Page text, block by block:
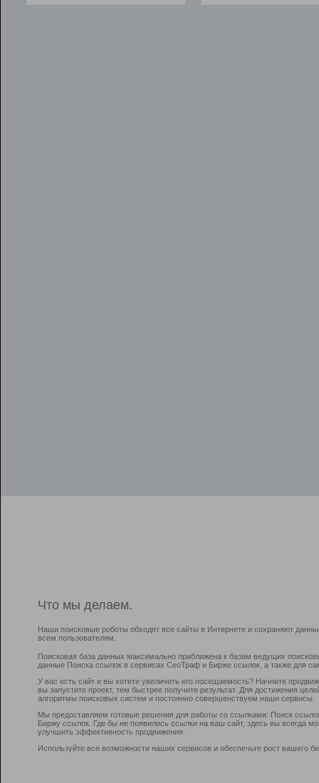
Что мы делаем.
Наши поисковые роботы обходят все сайты в Интернете и сохраняют
всем пользователям.
Поисковая база данных максимально приближена к базам ведущих
данные Поиска ссылок в сервисах СеоТраф и Бирже ссылок, а также для
У вас есть сайт и вы хотите увеличить его посещаемость? Начните
вы запустите проект, тем быстрее получите результат. Для достижения
алгоритмы поисковых систем и постоянно совершенствуем наши сервисы.
Мы предоставляем готовые решения для работы со ссылками: Поиск
Биржу ссылок. Где бы не появились ссылки на ваш сайт, здесь вы всегда
улучшить эффективность продвижения.
Используйте все возможности наших сервисов и обеспечьте рост вашего